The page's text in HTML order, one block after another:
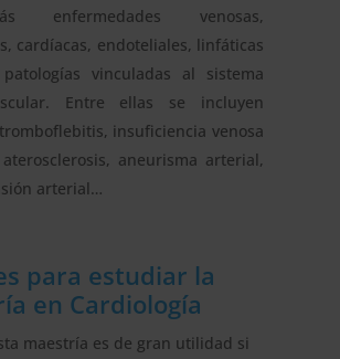
enfermedades venosas,
cardíacas, endoteliales, linfáticas
vinculadas al sistema
Entre ellas se incluyen
insuficiencia venosa
aneurisma arterial,
arterial…
para estudiar la
en Cardiología
maestría es de gran utilidad si